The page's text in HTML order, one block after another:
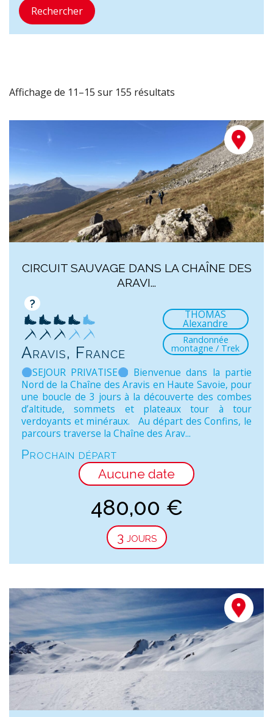
Rechercher
Affichage de 11–15 sur 155 résultats
CIRCUIT SAUVAGE DANS LA CHAÎNE DES
ARAVI...
?
Aravis, France
THOMAS
Alexandre
Randonnée
montagne / Trek
SEJOUR PRIVATISE
Bienvenue dans la partie
Nord de la Chaîne des Aravis en Haute Savoie, pour
une boucle de 3 jours à la découverte des combes
d’altitude, sommets et plateaux tour à tour
verdoyants et minéraux. Au départ des Confins, le
parcours traverse la Chaîne des Arav...
Prochain départ
Aucune date
480,00 €
3 jours